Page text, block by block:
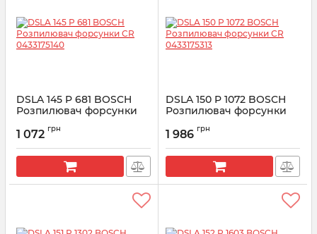
DSLA 145 P 681 BOSCH
Розпилювач форсунки
Артикул:
1 072 грн
DSLA 150 P 1072 BOSCH
Розпилювач форсунки
Артикул:
1 986 грн